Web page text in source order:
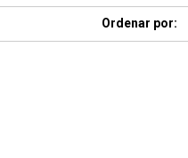
Ordenar por: